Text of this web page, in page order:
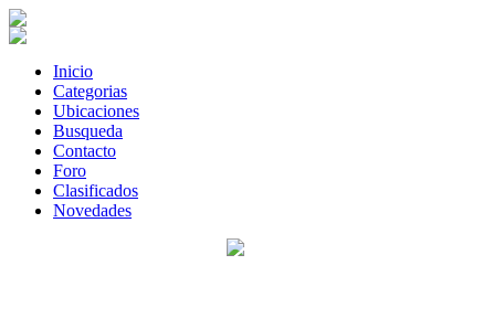
Inicio
Categorias
Ubicaciones
Busqueda
Contacto
Foro
Clasificados
Novedades